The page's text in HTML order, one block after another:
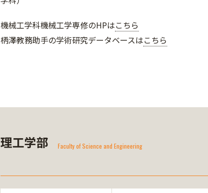
機械工学科機械工学専修のHPはこちら
柄澤教務助手の学術研究データベースはこちら
理工学部 Faculty of Science and Engineering